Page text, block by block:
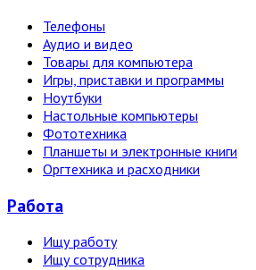
Телефоны
Аудио и видео
Товары для компьютера
Игры, приставки и программы
Ноутбуки
Настольные компьютеры
Фототехника
Планшеты и электронные книги
Оргтехника и расходники
Работа
Ищу работу
Ищу сотрудника